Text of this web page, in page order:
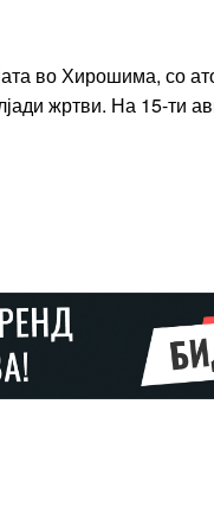
во Хирошима, со
жртви. На 15-ти